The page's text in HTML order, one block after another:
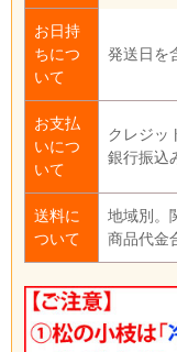
お日持
ちにつ
いて
発送日を
お支払
いにつ
いて
クレジッ
銀行振込
送料に
ついて
地域別。
商品代金